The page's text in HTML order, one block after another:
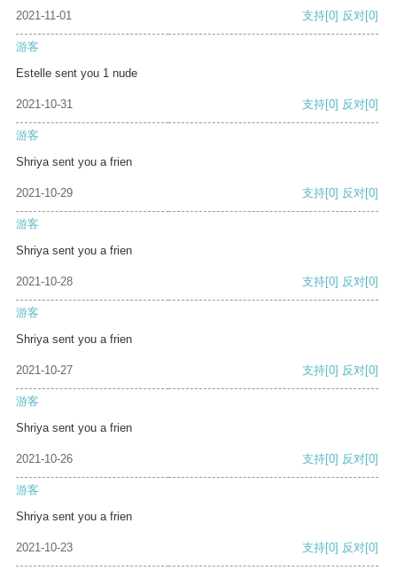
2021-11-01 支持[0] 反对[0]
游客
Estelle sent you 1 nude
2021-10-31 支持[0] 反对[0]
游客
Shriya sent you a frien
2021-10-29 支持[0] 反对[0]
游客
Shriya sent you a frien
2021-10-28 支持[0] 反对[0]
游客
Shriya sent you a frien
2021-10-27 支持[0] 反对[0]
游客
Shriya sent you a frien
2021-10-26 支持[0] 反对[0]
游客
Shriya sent you a frien
2021-10-23 支持[0] 反对[0]